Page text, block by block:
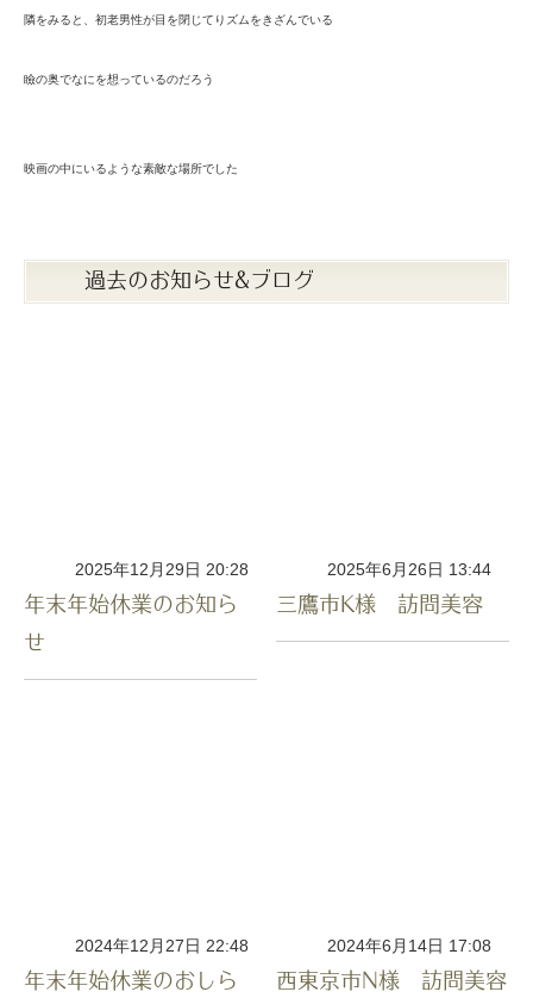
隣をみると、初老男性が目を閉じてりズムをきざんでいる
瞼の奥でなにを想っているのだろう
映画の中にいるような素敵な場所でした
過去のお知らせ&ブログ
2025年12月29日 20:28
年末年始休業のお知ら
せ
2025年6月26日 13:44
三鷹市K様 訪問美容
2024年12月27日 22:48
年末年始休業のおしら
2024年6月14日 17:08
西東京市N様 訪問美容